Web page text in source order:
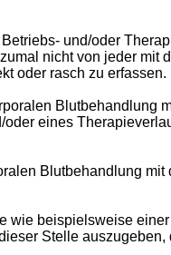
und/oder
nicht von jeder mit
oder rasch zu erfassen.
Blutbehandlung
eines
Blutbehandlung
beispielsweise
Stelle auszugeben,